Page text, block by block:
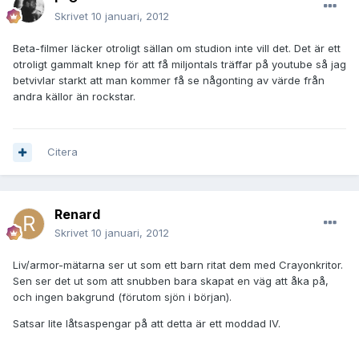
Skrivet 10 januari, 2012
Beta-filmer läcker otroligt sällan om studion inte vill det. Det är ett
otroligt gammalt knep för att få miljontals träffar på youtube så jag
betvivlar starkt att man kommer få se någonting av värde från
andra källor än rockstar.
Citera
Renard
Skrivet 10 januari, 2012
Liv/armor-mätarna ser ut som ett barn ritat dem med Crayonkritor.
Sen ser det ut som att snubben bara skapat en väg att åka på,
och ingen bakgrund (förutom sjön i början).
Satsar lite låtsaspengar på att detta är ett moddad IV.